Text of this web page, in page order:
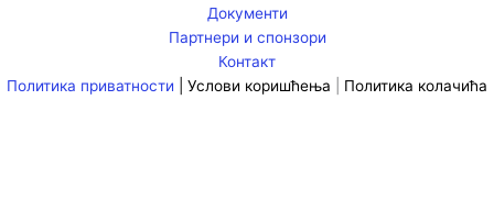
Документи
Партнери и спонзори
Контакт
Политика приватности
Услови коришћења Политика колачића